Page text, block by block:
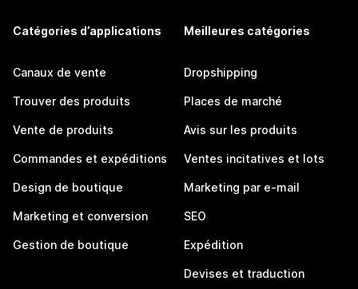
Catégories d’applications
Canaux de vente
Trouver des produits
Vente de produits
Commandes et expéditions
Design de boutique
Marketing et conversion
Gestion de boutique
Meilleures catégories
Dropshipping
Places de marché
Avis sur les produits
Ventes incitatives et lots
Marketing par e-mail
SEO
Expédition
Devises et traduction